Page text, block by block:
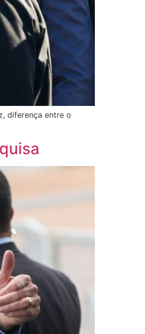
diferença entre o